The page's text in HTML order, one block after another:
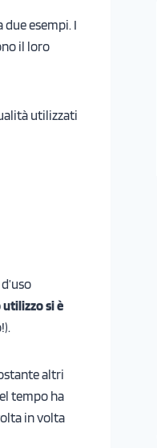
esempi. I
il loro
utilizzati
utilizzo si è
altri
tempo ha
in volta